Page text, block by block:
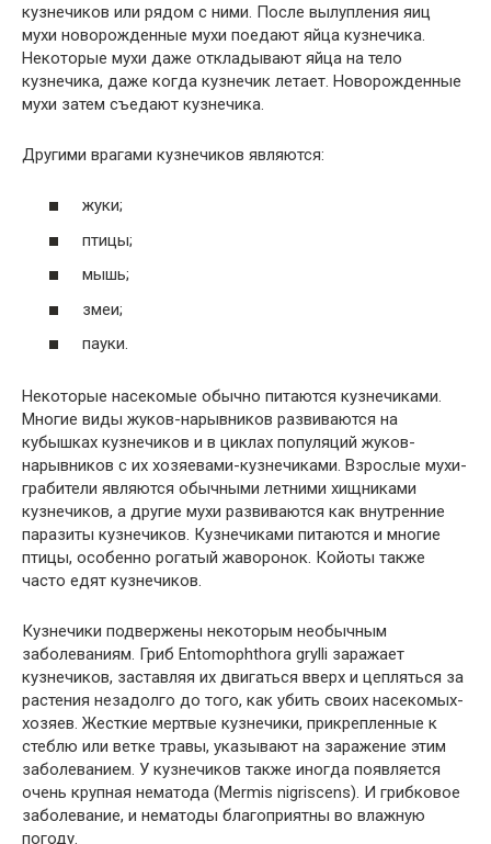
кузнечиков или рядом с ними. После вылупления яиц
мухи новорожденные мухи поедают яйца кузнечика.
Некоторые мухи даже откладывают яйца на тело
кузнечика, даже когда кузнечик летает. Новорожденные
мухи затем съедают кузнечика.
Другими врагами кузнечиков являются:
жуки;
птицы;
мышь;
змеи;
пауки.
Некоторые насекомые обычно питаются кузнечиками.
Многие виды жуков-нарывников развиваются на
кубышках кузнечиков и в циклах популяций жуков-
нарывников с их хозяевами-кузнечиками. Взрослые мухи-
грабители являются обычными летними хищниками
кузнечиков, а другие мухи развиваются как внутренние
паразиты кузнечиков. Кузнечиками питаются и многие
птицы, особенно рогатый жаворонок. Койоты также
часто едят кузнечиков.
Кузнечики подвержены некоторым необычным
заболеваниям. Гриб Entomophthora grylli заражает
кузнечиков, заставляя их двигаться вверх и цепляться за
растения незадолго до того, как убить своих насекомых-
хозяев. Жесткие мертвые кузнечики, прикрепленные к
стеблю или ветке травы, указывают на заражение этим
заболеванием. У кузнечиков также иногда появляется
очень крупная нематода (Mermis nigriscens). И грибковое
заболевание, и нематоды благоприятны во влажную
погоду.